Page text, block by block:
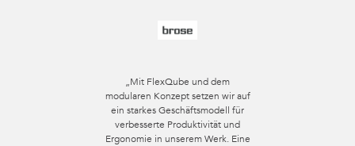
„Mit FlexQube und dem
modularen Konzept setzen wir auf
ein starkes Geschäftsmodell für
verbesserte Produktivität und
Ergonomie in unserem Werk. Eine